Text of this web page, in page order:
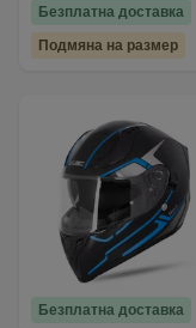
Безплатна доставка
Подмяна на размер
Безплатна доставка